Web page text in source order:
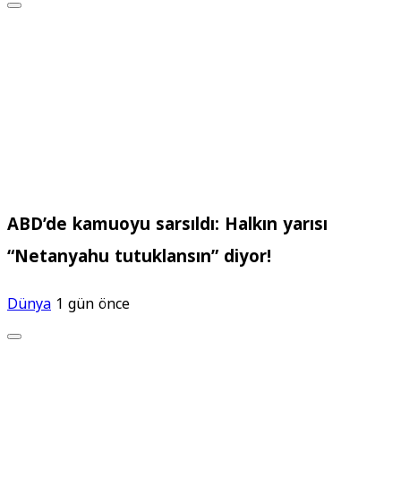
ABD’de kamuoyu sarsıldı: Halkın yarısı
“Netanyahu tutuklansın” diyor!
Dünya 1 gün önce